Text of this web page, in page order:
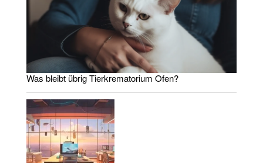
Was bleibt übrig Tierkrematorium Ofen?